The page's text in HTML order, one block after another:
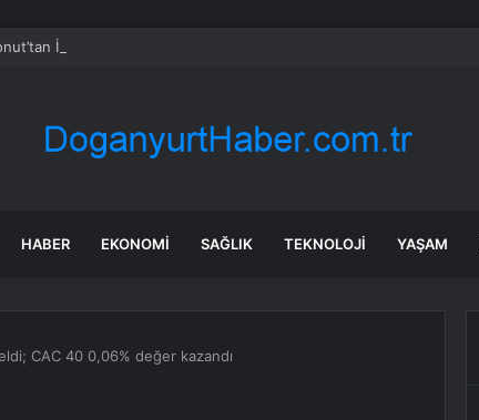
İlk Sukuk İhracı
HABER EKONOMI SAĞLIK TEKNOLOJI YAŞAM
CAC 40 0,06% değer kazandı